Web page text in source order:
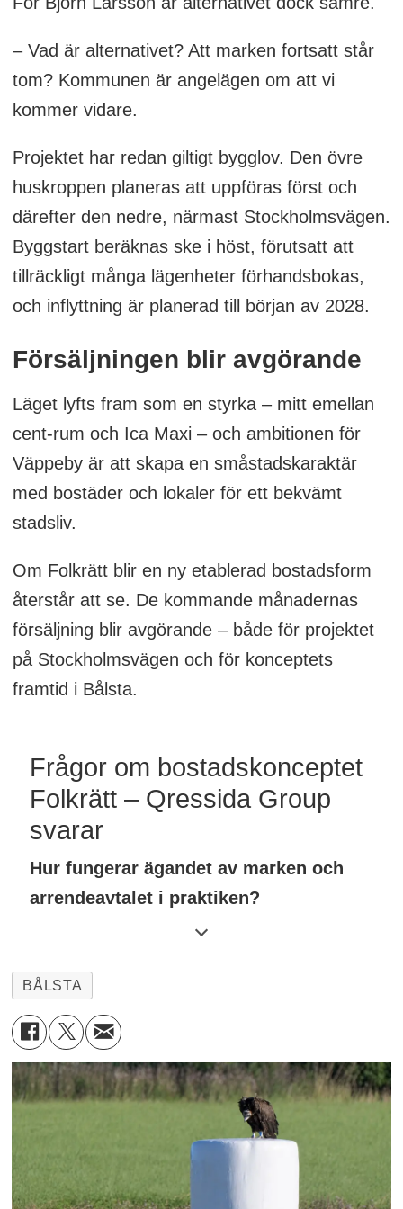
– Vad är alternativet? Att marken fortsatt står
tom? Kommunen är angelägen om att vi
kommer vidare.
Projektet har redan giltigt bygglov. Den övre
huskroppen planeras att uppföras först och
därefter den nedre, närmast Stockholmsvägen.
Byggstart beräknas ske i höst, förutsatt att
tillräckligt många lägenheter förhandsbokas,
och inflyttning är planerad till början av 2028.
Försäljningen blir avgörande
Läget lyfts fram som en styrka – mitt emellan
cent-rum och Ica Maxi – och ambitionen för
Väppeby är att skapa en småstadskaraktär
med bostäder och lokaler för ett bekvämt
stadsliv.
Om Folkrätt blir en ny etablerad bostadsform
återstår att se. De kommande månadernas
försäljning blir avgörande – både för projektet
på Stockholmsvägen och för konceptets
framtid i Bålsta.
Frågor om bostadskonceptet
Folkrätt – Qressida Group
svarar
Hur fungerar ägandet av marken och
arrendeavtalet i praktiken?
bostadsrättsföreningen arrenderar den
genom ett långsiktigt avtal, liknande en
tomträtt.Arrendeavgiften är fast de första
fem åren. Därefter justeras den enligt
konsumentprisindex. Det ger de boende
förutsägbara kostnader över tid – till
skillnad från föreningar med banklån där
räntan kan förändras.
BÅLSTA